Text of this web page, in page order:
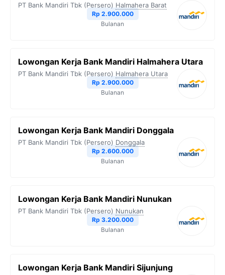
PT Bank Mandiri Tbk (Persero) Halmahera Barat
Rp 2.900.000
Bulanan
Lowongan Kerja Bank Mandiri Halmahera Utara
PT Bank Mandiri Tbk (Persero) Halmahera Utara
Rp 2.900.000
Bulanan
Lowongan Kerja Bank Mandiri Donggala
PT Bank Mandiri Tbk (Persero) Donggala
Rp 2.600.000
Bulanan
Lowongan Kerja Bank Mandiri Nunukan
PT Bank Mandiri Tbk (Persero) Nunukan
Rp 3.200.000
Bulanan
Lowongan Kerja Bank Mandiri Sijunjung